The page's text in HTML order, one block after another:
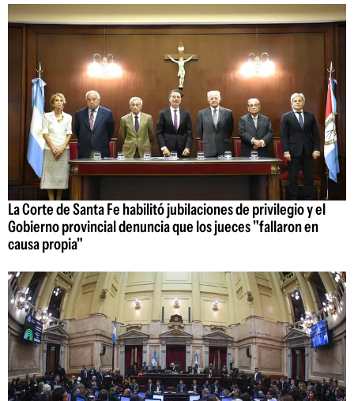
La Corte de Santa Fe habilitó jubilaciones de privilegio y el
Gobierno provincial denuncia que los jueces "fallaron en
causa propia"